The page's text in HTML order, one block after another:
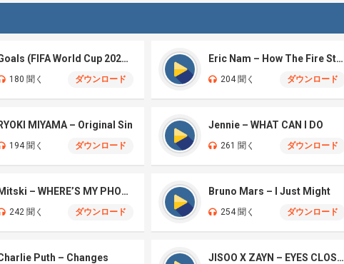
Goals (FIFA World Cup 2026™)
180 聞く ダウンロード
Eric Nam – How The Fire Started
204 聞く ダウンロード
RYOKI MIYAMA – Original Sin
194 聞く ダウンロード
Jennie – WHAT CAN I DO
261 聞く ダウンロード
Mitski – WHERE’S MY PHONE?
242 聞く ダウンロード
Bruno Mars – I Just Might
254 聞く ダウンロード
Puth – Changes JISOO X ZAYN – EYES CLOSED